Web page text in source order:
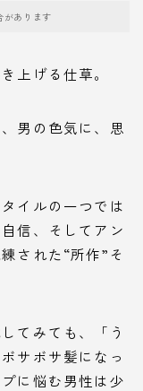
があります
上げる仕草。
男の色気に、思
イルの一つでは
信、そしてアン
された“所作”そ
てみても、「う
サボサ髪になっ
に悩む男性は少